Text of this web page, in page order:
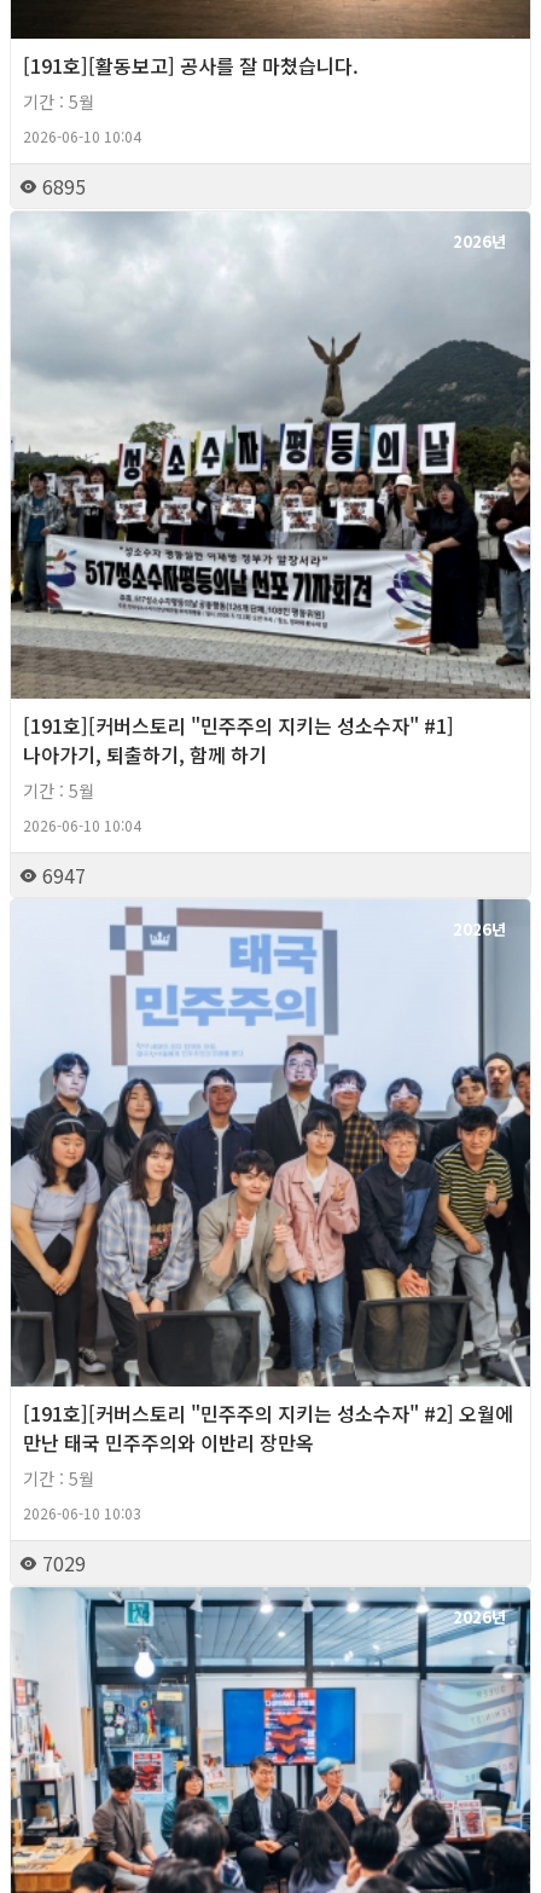
[191호][활동보고] 공사를 잘 마쳤습니다.
기간 : 5월
2026-06-10 10:04
6895
2026년
[191호][커버스토리 "민주주의 지키는 성소수자" #1]
나아가기, 퇴출하기, 함께 하기
기간 : 5월
2026-06-10 10:04
6947
2026년
[191호][커버스토리 "민주주의 지키는 성소수자" #2] 오월에
만난 태국 민주주의와 이반리 장만옥
기간 : 5월
2026-06-10 10:03
7029
2026년